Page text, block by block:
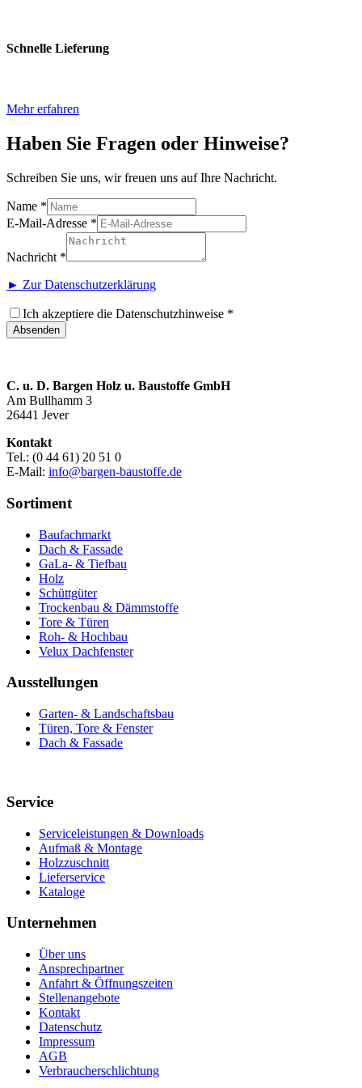
Schnelle Lieferung
Mehr erfahren
Haben Sie Fragen oder Hinweise?
Schreiben Sie uns, wir freuen uns auf Ihre Nachricht.
Name *
E-Mail-Adresse *
Nachricht *
► Zur Datenschutzerklärung
Ich akzeptiere die Datenschutzhinweise *
Absenden
C. u. D. Bargen Holz u. Baustoffe GmbH
Am Bullhamm 3
26441 Jever
Kontakt
Tel.: (0 44 61) 20 51 0
E-Mail: info@bargen-baustoffe.de
Sortiment
Baufachmarkt
Dach & Fassade
GaLa- & Tiefbau
Holz
Schüttgüter
Trockenbau & Dämmstoffe
Tore & Türen
Roh- & Hochbau
Velux Dachfenster
Ausstellungen
Garten- & Landschaftsbau
Türen, Tore & Fenster
Dach & Fassade
Service
Serviceleistungen & Downloads
Aufmaß & Montage
Holzzuschnitt
Lieferservice
Kataloge
Unternehmen
Über uns
Ansprechpartner
Anfahrt & Öffnungszeiten
Stellenangebote
Kontakt
Datenschutz
Impressum
AGB
Verbraucherschlichtung